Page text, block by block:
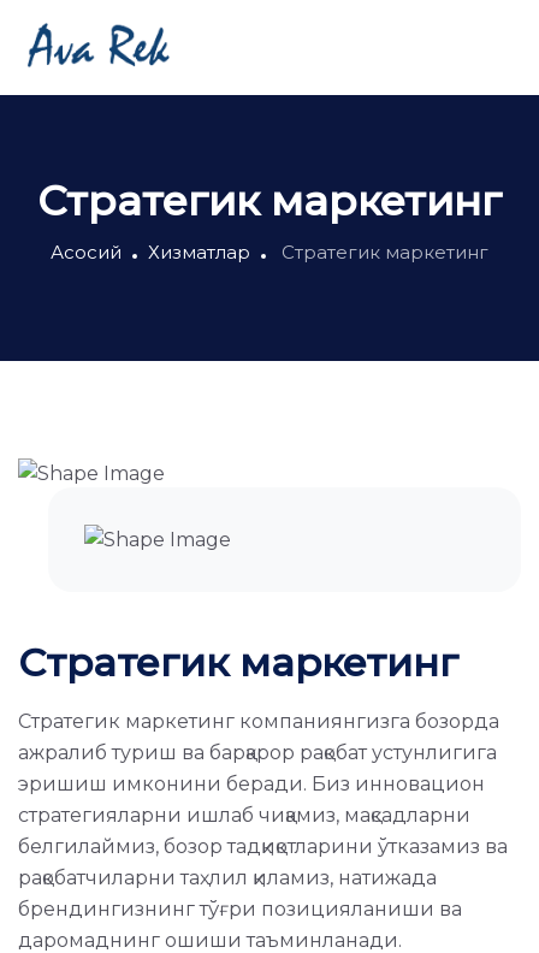
Стратегик маркетинг
Асосий Хизматлар Стратегик маркетинг
Стратегик маркетинг
Стратегик маркетинг компаниянгизга бозорда
ажралиб туриш ва барқарор рақобат устунлигига
эришиш имконини беради. Биз инновацион
стратегияларни ишлаб чиқамиз, мақсадларни
белгилаймиз, бозор тадқиқотларини ўтказамиз ва
рақобатчиларни таҳлил қиламиз, натижада
брендингизнинг тўғри позицияланиши ва
даромаднинг ошиши таъминланади.